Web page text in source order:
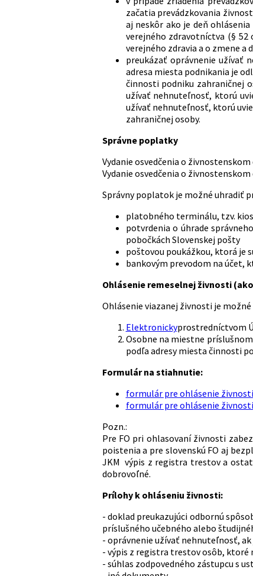
začatia prevádzkovania
aj neskôr ako je deň
verejného zdravotníctva (§ 52
verejného zdravia a o zmene
preukázať oprávnenie užívať
adresa miesta podnikania je
činnosti podniku zahraničnej
užívať nehnuteľnosť, ktorú
užívať nehnuteľnosť, ktorú
zahraničnej osoby.
Správne poplatky
Vydanie osvedčenia o živnostenskom
Vydanie osvedčenia o živnostenskom
Správny poplatok je možné uhradiť
platobného terminálu, tzv.
potvrdenia o úhrade
pobočkách Slovenskej pošty
poštovou poukážkou, ktorá je
bankovým prevodom na účet,
Ohlásenie remeselnej živnosti
Ohlásenie viazanej živnosti je
Elektronickyprostredníctvom
Osobne na miestne
podľa adresy miesta činnosti
Formulár na stiahnutie:
formulár pre ohlásenie
formulár pre ohlásenie
Pozn.:
Pre FO pri ohlasovaní živnosti
poistenia a pre slovenskú FO aj
JKM výpis z registra trestov a
dobrovoľné.
Prílohy k ohláseniu živnosti:
- doklad preukazujúci odbornú
príslušného učebného alebo
- oprávnenie užívať nehnuteľnosť, ak
- výpis z registra trestov osôb, ktoré
- súhlas zodpovedného zástupcu s